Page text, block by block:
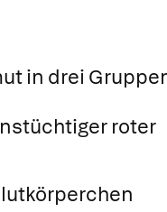
in drei
roter